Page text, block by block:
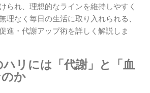
られ、理想的なラインを維持しやすく
理なく毎日の生活に取り入れられる、
進・代謝アップ術を詳しく解説しま
リには「代謝」と「血
か